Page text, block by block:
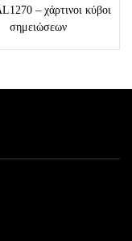
– χάρτινοι κύβοι
σημειώσεων